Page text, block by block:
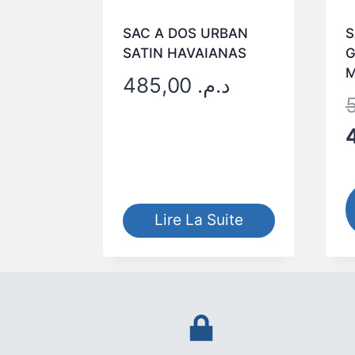
SAC A DOS URBAN
SATIN HAVAIANAS
د.م.
Lire La Suite